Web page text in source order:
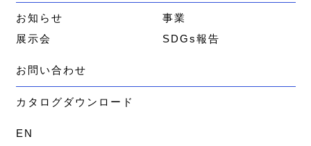
お知らせ
事業
展示会
SDGs報告
お問い合わせ
カタログダウンロード
EN